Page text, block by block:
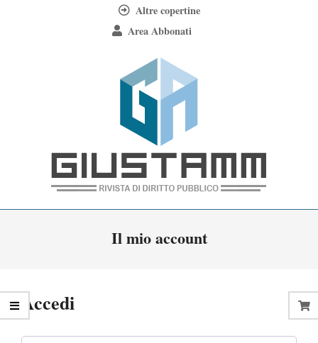
Altre copertine
Area Abbonati
Giustamm
Il mio account
Accedi